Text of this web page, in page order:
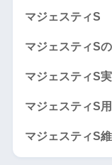
マジェスティS
マジェスティS
マジェスティS
マジェスティS
マジェスティS